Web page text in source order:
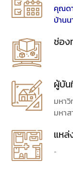
คุณด
บ้านน
ช่อง
ผู้บั
มหา
มหา
แหล่
-